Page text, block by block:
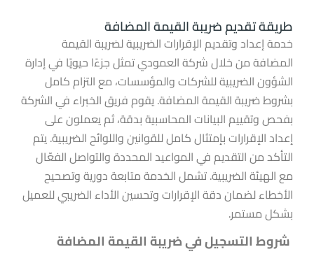
طريقة تقديم ضريبة القيمة المضافة
خدمة إعداد وتقديم الإقرارات الضريبية لضريبة القيمة
المضافة من خلال شركة العمودي تمثل جزءًا حيويًا في إدارة
الشؤون الضريبية للشركات والمؤسسات، مع التزام كامل
بشروط ضريبة القيمة المضافة. يقوم فريق الخبراء في الشركة
بفحص وتقييم البيانات المحاسبية بدقة، ثم يعملون على
إعداد الإقرارات بإمتثال كامل للقوانين واللوائح الضريبية. يتم
التأكد من التقديم في المواعيد المحددة والتواصل الفعّال
مع الهيئة الضريبية. تشمل الخدمة متابعة دورية وتصحيح
الأخطاء لضمان دقة الإقرارات وتحسين الأداء الضريبي للعميل
بشكل مستمر.
شروط التسجيل في ضريبة القيمة المضافة